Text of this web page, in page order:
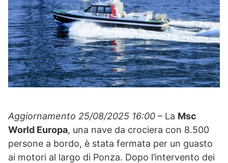
Aggiornamento 25/08/2025 16:00 – La Msc
World Europa, una nave da crociera con 8.500
persone a bordo, è stata fermata per un guasto
ai motori al largo di Ponza. Dopo l’intervento dei